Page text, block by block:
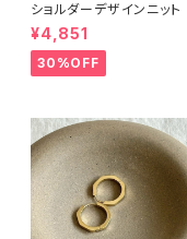
ショルダーデザインニット
¥4,851
30%OFF